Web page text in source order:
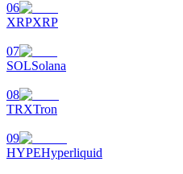
Launchpool
العملات الرقمية الشهيرة
06
XRPXRP
07
SOLSolana
08
TRXTron
09
HYPEHyperliquid